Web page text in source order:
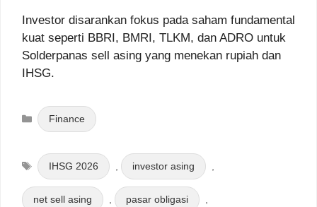
Investor disarankan fokus pada saham fundamental
kuat seperti BBRI, BMRI, TLKM, dan ADRO untuk
Solderpanas sell asing yang menekan rupiah dan
IHSG.
Categories
Finance
Tags
IHSG 2026 , investor asing
net sell asing pasar obligasi